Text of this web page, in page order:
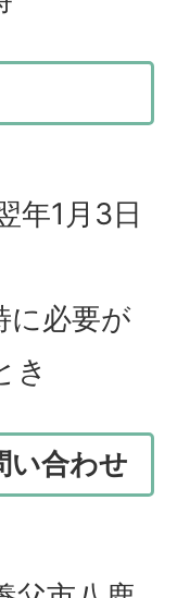
年1月3日
に必要が
き
い合わせ